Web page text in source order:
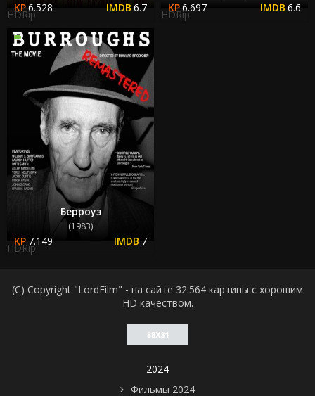
6.528 6.7
HDRip
6.697 6.6
HDRip
Берроуз
(1983)
7.149 7
HDRip
(C) Copyright "LordFilm" - на сайте 32.564 картины с хорошим
HD качеством.
2024
Фильмы 2024